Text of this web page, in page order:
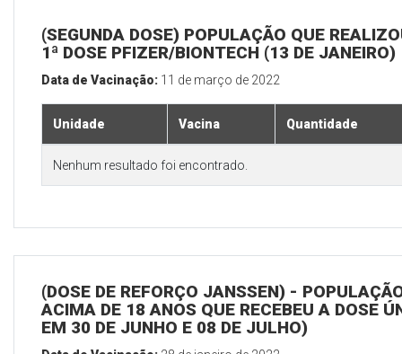
(SEGUNDA DOSE) POPULAÇÃO QUE
1ª DOSE PFIZER/BIONTECH (13 DE JANEIRO)
Data de Vacinação: 11 de março de 2022
Unidade Vacina Quantidade
Nenhum resultado foi encontrado.
(DOSE DE REFORÇO JANSSEN) -
ACIMA DE 18 ANOS QUE RECEBEU A DOSE
EM 30 DE JUNHO E 08 DE JULHO)